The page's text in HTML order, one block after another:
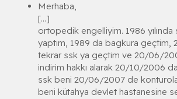
Merhaba,
[...]
ortopedik engelliyim. 1986 yılında
yaptım, 1989 da bagkura geçtim,
tekrar ssk ya geçtim ve 20/06/
indirim hakkı alarak 20/10/2006
ssk beni 20/06/2007 de
beni kütahya devlet hastanesine